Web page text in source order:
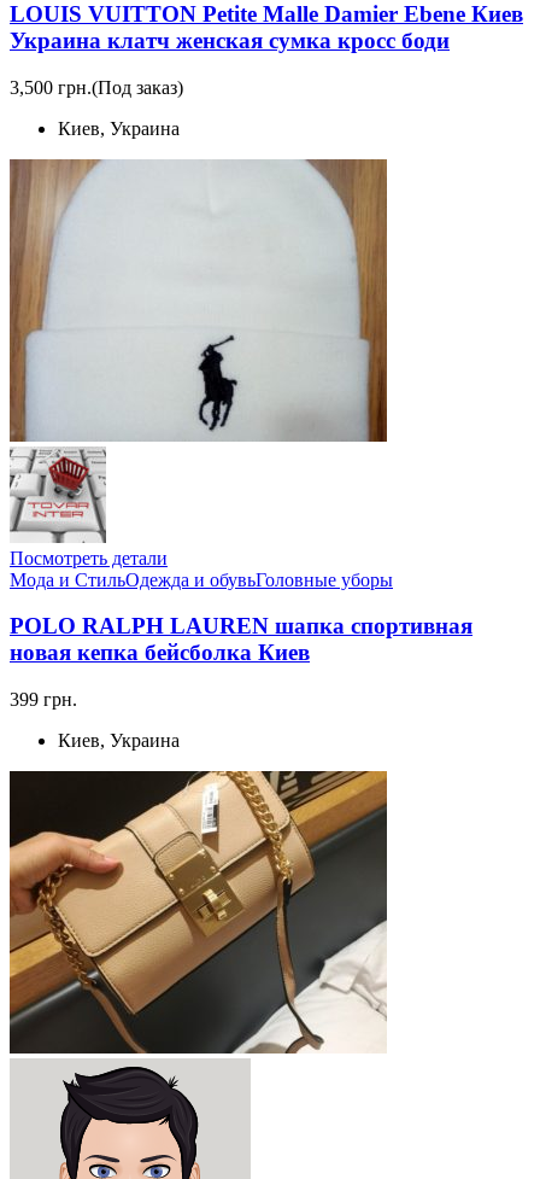
LOUIS VUITTON Petite Malle Damier Ebene Киев
Украина клатч женская сумка кросс боди
3,500 грн.(Под заказ)
Киев, Украина
Посмотреть детали
Мода и СтильОдежда и обувьГоловные уборы
POLO RALPH LAUREN шапка спортивная
новая кепка бейсболка Киев
399 грн.
Киев, Украина